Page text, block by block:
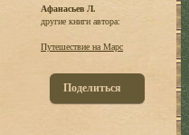
Афанасьев Л.
другие книги автора:
Путешествие на Марс
Поделиться